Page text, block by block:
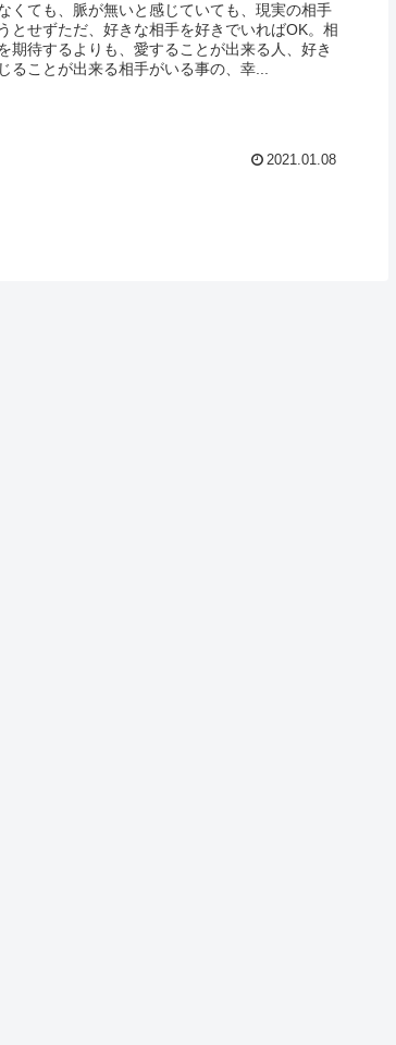
くても、脈が無いと感じていても、現実の相手
とせずただ、好きな相手を好きでいればOK。相
期待するよりも、愛することが出来る人、好き
ることが出来る相手がいる事の、幸...
2021.01.08